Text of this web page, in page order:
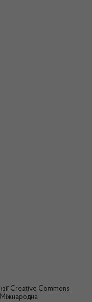
Creative Commons